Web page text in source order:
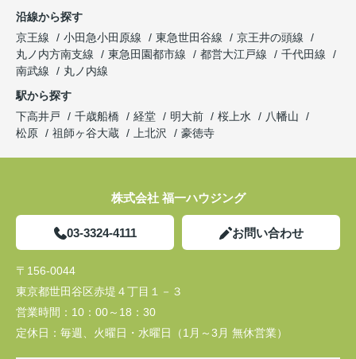
沿線から探す
京王線
小田急小田原線 東急世田谷線
京王井の頭線
丸ノ内方南支線
東急田園都市線 都営大江戸線
千代田線
南武線
丸ノ内線
駅から探す
下高井戸
千歳船橋 経堂 明大前 桜上水
八幡山
松原
祖師ヶ谷大蔵 上北沢 豪徳寺
株式会社 福一ハウジング
03-3324-4111 お問い合わせ
〒156-0044
東京都世田谷区赤堤４丁目１－３
営業時間： 10：00～18：30
定休日： 毎週、火曜日・水曜日（1月～3月 無休営業）